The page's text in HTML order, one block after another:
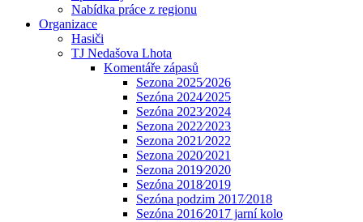
Nabídka práce z regionu
Organizace
Hasiči
TJ Nedašova Lhota
Komentáře zápasů
Sezona 2025⁄2026
Sezóna 2024⁄2025
Sezóna 2023⁄2024
Sezona 2022⁄2023
Sezona 2021⁄2022
Sezona 2020⁄2021
Sezona 2019⁄2020
Sezóna 2018⁄2019
Sezóna podzim 2017⁄2018
Sezóna 2016⁄2017 jarní kolo